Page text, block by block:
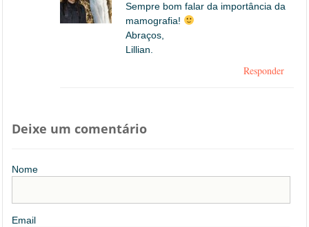
Sempre bom falar da importância da
mamografia!
Abraços,
Lillian.
Responder
Deixe um comentário
Nome
Email